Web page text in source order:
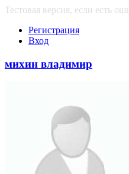
Тестовая версия, если есть
Регистрация
Вход
михин владимир